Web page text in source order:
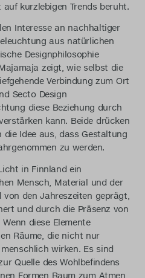
kurzlebigen Trends beruht.
Interesse an nachhaltiger
aus natürlichen
Designphilosophie
zeigt, wie selbst die
Verbindung zum Ort
Secto Design
diese Beziehung durch
kann. Beide drücken
Idee aus, dass Gestaltung
zu werden.
in Finnland ein
Mensch, Material und der
den Jahreszeiten geprägt,
und durch die Präsenz von
diese Elemente
Räume, die nicht nur
wirken. Es sind
Quelle des Wohlbefindens
Formen Raum zum Atmen